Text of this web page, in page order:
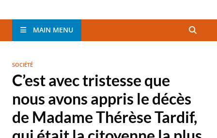
TVM
MAIN MENU
SOCIÉTÉ
C’est avec tristesse que
nous avons appris le décès
de Madame Thérèse Tardif,